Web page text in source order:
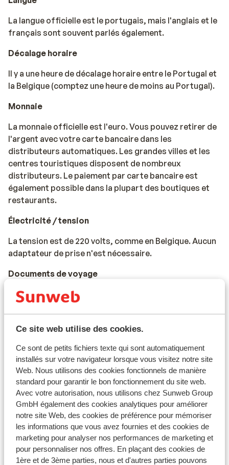
Ce site web utilise des cookies.
Ce sont de petits fichiers texte qui sont automatiquement
installés sur votre navigateur lorsque vous visitez notre site
Web. Nous utilisons des cookies fonctionnels de manière
standard pour garantir le bon fonctionnement du site web.
Avec votre autorisation, nous utilisons chez Sunweb Group
GmbH également des cookies analytiques pour améliorer
notre site Web, des cookies de préférence pour mémoriser
les informations que vous avez fournies et des cookies de
marketing pour analyser nos performances de marketing et
pour personnaliser nos offres. En plaçant des cookies de
1ère et de 3ème parties, nous et d'autres parties pouvons
La langue officielle est le portugais, mais l'anglais et le
français sont souvent parlés également.
Décalage horaire
Il y a une heure de décalage horaire entre le Portugal et
la Belgique (comptez une heure de moins au Portugal).
Monnaie
La monnaie officielle est l'euro. Vous pouvez retirer de
l'argent avec votre carte bancaire dans les
distributeurs automatiques. Les grandes villes et les
centres touristiques disposent de nombreux
distributeurs. Le paiement par carte bancaire est
également possible dans la plupart des boutiques et
restaurants.
Électricité / tension
La tension est de 220 volts, comme en Belgique. Aucun
adaptateur de prise n'est nécessaire.
Documents de voyage
Carte d'identité belge ou passeport international
belge.
Les enfants de moins de 12 ans doivent avoir la Kids-ID.
Pour les personnes de moins de 18 ans voyageant sans
adulte, une déclaration signée des parents et/ou
tuteurs est nécessaire, celle-ci pouvant être demandée
par l'hôtel.
Les documents de voyage doivent être valides pour
toute la durée du séjour au Portugal.
Si vous n'avez pas la nationalité belge, nous vous
conseillons de contacter l'ambassade ou le consulat.